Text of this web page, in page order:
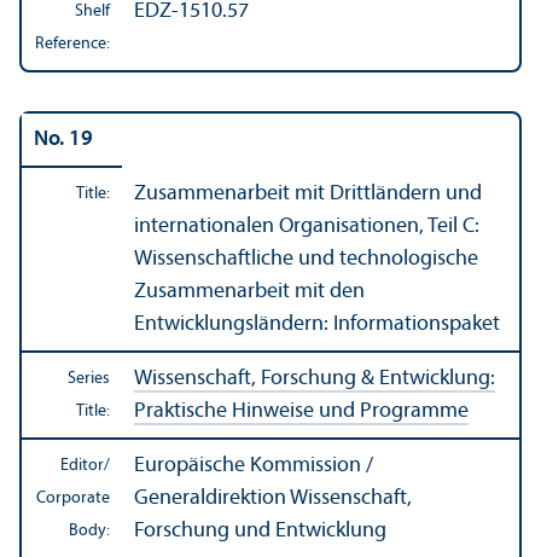
Shelf
Reference:
EDZ-1510.57
No. 19
Title:
Zusammenarbeit mit Drittländern und
internationalen Organisationen, Teil C:
Wissenschaftliche und technologische
Zusammenarbeit mit den
Entwicklungsländern: Informationspaket
Series
Title:
Wissenschaft, Forschung & Entwicklung:
Praktische Hinweise und Programme
Editor/
Corporate
Body:
Europäische Kommission /
Generaldirektion Wissenschaft,
Forschung und Entwicklung